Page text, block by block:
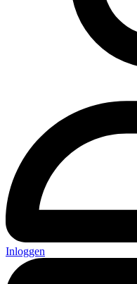
Inloggen